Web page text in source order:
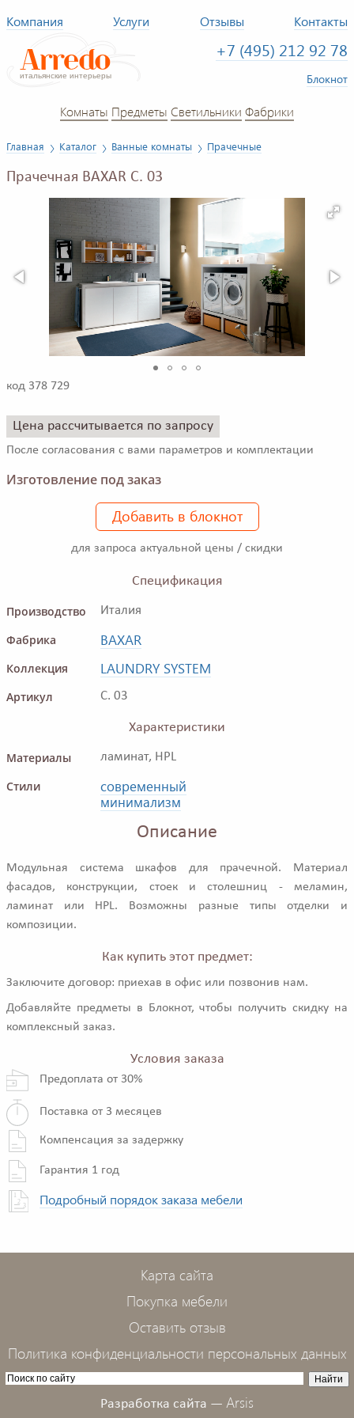
Компания Услуги Отзывы Контакты
+7 (495) 212 92 78
Блокнот
Комнаты Предметы Светильники Фабрики
Главная Каталог Ванные комнаты Прачечные
Прачечная BAXAR C. 03
код 378 729
Цена рассчитывается по запросу
После согласования с вами параметров и комплектации
Изготовление под заказ
Добавить в блокнот
для запроса актуальной цены / скидки
Спецификация
Производство
Италия
Фабрика BAXAR
Коллекция LAUNDRY SYSTEM
Артикул C. 03
Характеристики
Материалы
ламинат, HPL
Стили
современный
минимализм
Описание
Модульная система шкафов для прачечной. Материал
фасадов, конструкции, стоек и столешниц - меламин,
ламинат или HPL. Возможны разные типы отделки и
композиции.
Как купить этот предмет:
Заключите договор: приехав в офис или позвонив нам.
Добавляйте предметы в Блокнот, чтобы получить скидку на
комплексный заказ.
Условия заказа
Предоплата от 30%
Поставка от 3 месяцев
Компенсация за задержку
Гарантия 1 год
Подробный порядок заказа мебели
Карта сайта
Покупка мебели
Оставить отзыв
Политика конфиденциальности персональных данных
Разработка сайта — Arsis